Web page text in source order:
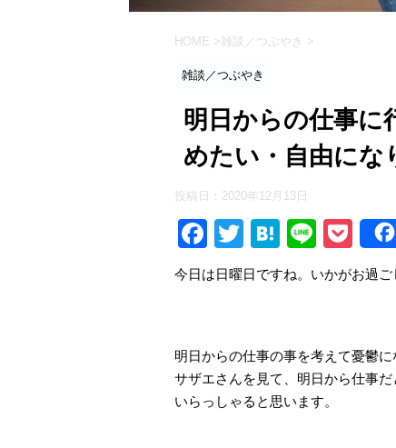
HOME >雑談／つぶやき >
雑談／つぶやき
明日からの仕事に
めたい・自由にな
投稿日： 2020年12月13日
F
a
c
b
o
o
T
wi
tt
H
at
e
a
Li
n
e
P
o
ck
今日は日曜日ですね。いかがお過ご
明日からの仕事の事を考えて憂鬱に
サザエさんを見て、明日から仕事だ
いらっしゃると思います。